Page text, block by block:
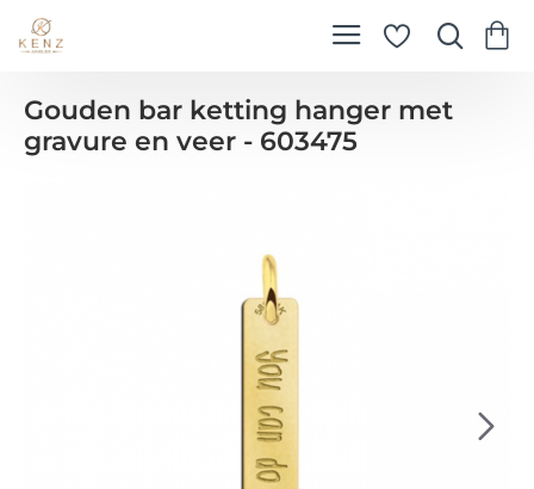
Gouden bar ketting hanger met
gravure en veer - 603475